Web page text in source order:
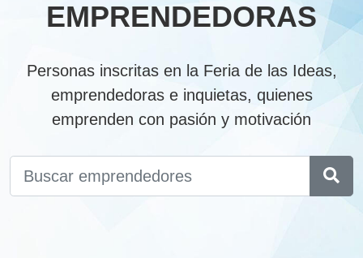
EMPRENDEDORAS
Personas inscritas en la Feria de las Ideas,
emprendedoras e inquietas, quienes
emprenden con pasión y motivación